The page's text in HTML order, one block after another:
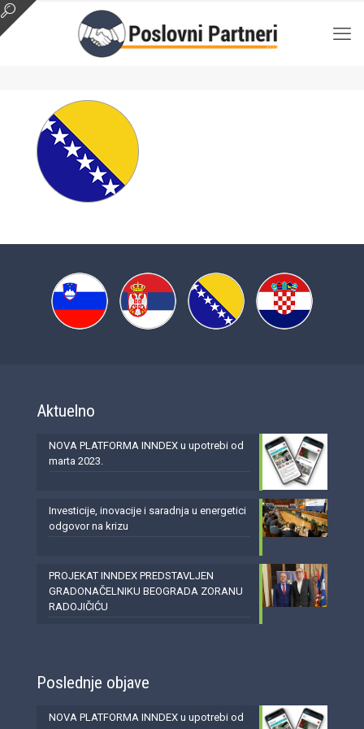
Aktuelno
NOVA PLATFORMA INNDEX u upotrebi od
marta 2023.
Investicije, inovacije i saradnja u energetici
odgovor na krizu
PROJEKAT INNDEX PREDSTAVLJEN
GRADONAČELNIKU BEOGRADA ZORANU
RADOJIČIĆU
Poslednje objave
NOVA PLATFORMA INNDEX u upotrebi od